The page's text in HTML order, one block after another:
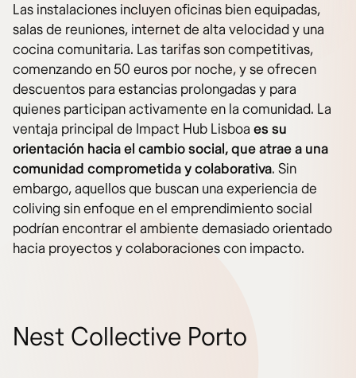
Las instalaciones incluyen oficinas bien equipadas,
salas de reuniones, internet de alta velocidad y una
cocina comunitaria. Las tarifas son competitivas,
comenzando en 50 euros por noche, y se ofrecen
descuentos para estancias prolongadas y para
quienes participan activamente en la comunidad. La
ventaja principal de Impact Hub Lisboa es su
orientación hacia el cambio social, que atrae a una
comunidad comprometida y colaborativa. Sin
embargo, aquellos que buscan una experiencia de
coliving sin enfoque en el emprendimiento social
podrían encontrar el ambiente demasiado orientado
hacia proyectos y colaboraciones con impacto.
Nest Collective Porto